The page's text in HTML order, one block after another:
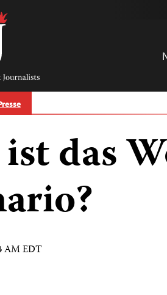
das
AM EDT